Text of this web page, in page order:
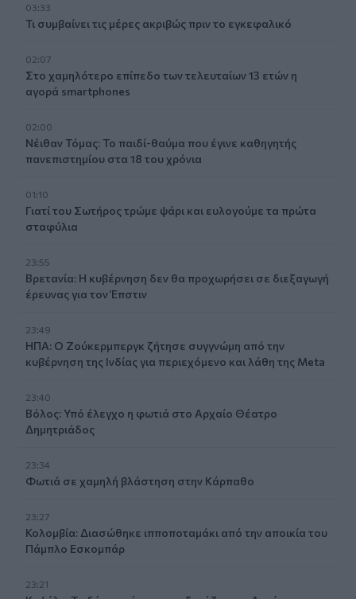
03:33
Τι συμβαίνει τις μέρες ακριβώς πριν το εγκεφαλικό
02:07
Στο χαμηλότερο επίπεδο των τελευταίων 13 ετών η
αγορά smartphones
02:00
Νέιθαν Τόμας: Το παιδί-θαύμα που έγινε καθηγητής
πανεπιστημίου στα 18 του χρόνια
01:10
Γιατί του Σωτήρος τρώμε ψάρι και ευλογούμε τα πρώτα
σταφύλια
23:55
Βρετανία: Η κυβέρνηση δεν θα προχωρήσει σε διεξαγωγή
έρευνας για τον Έπστιν
23:49
ΗΠΑ: Ο Ζούκερμπεργκ ζήτησε συγγνώμη από την
κυβέρνηση της Ινδίας για περιεχόμενο και λάθη της Meta
23:40
Βόλος: Υπό έλεγχο η φωτιά στο Αρχαίο Θέατρο
Δημητριάδος
23:34
Φωτιά σε χαμηλή βλάστηση στην Κάρπαθο
23:27
Κολομβία: Διασώθηκε ιπποποταμάκι από την αποικία του
Πάμπλο Εσκομπάρ
23:21